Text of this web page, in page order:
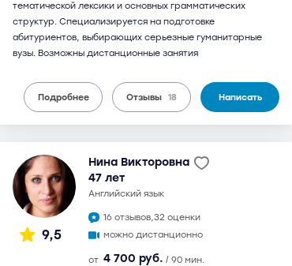
тематической лексики и основных грамматических
структур. Специализируется на подготовке
абитуриентов, выбирающих серьезные гуманитарные
вузы. Возможны дистанционные занятия
Подробнее Отзывы 18 Написать
9,5
Нина Викторовна
47 лет
английский язык
16 отзывов,32 оценки
можно дистанционно
от 4 700 руб. / 90 мин.